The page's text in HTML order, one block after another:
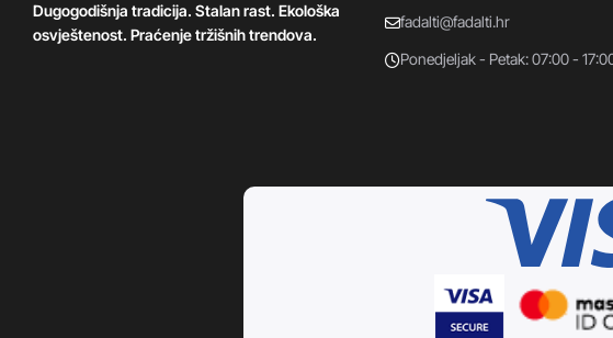
Dugogodišnja tradicija. Stalan rast. Ekološka
osvještenost. Praćenje tržišnih trendova.
fadalti@fadalti.hr
Ponedjeljak - Petak: 07:00 -